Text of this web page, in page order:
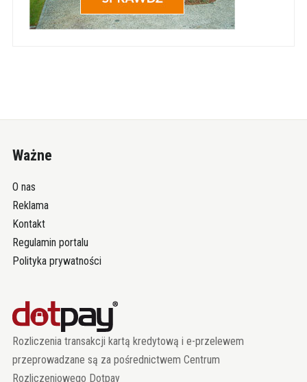
Ważne
O nas
Reklama
Kontakt
Regulamin portalu
Polityka prywatności
Rozliczenia transakcji kartą kredytową i e-przelewem
przeprowadzane są za pośrednictwem Centrum
Rozliczeniowego Dotpay